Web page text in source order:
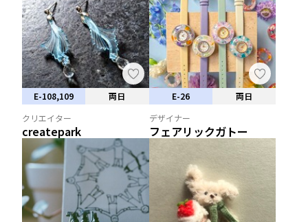
E-108,109
両日
クリエイター
createpark
E-26
両日
デザイナー
フェアリックガトー